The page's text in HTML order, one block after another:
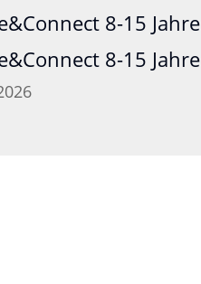
8-15 Jahre
8-15 Jahre